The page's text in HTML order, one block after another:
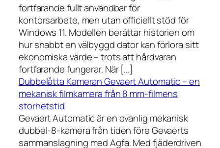
fortfarande fullt användbar för
kontorsarbete, men utan officiellt stöd för
Windows 11. Modellen berättar historien om
hur snabbt en välbyggd dator kan förlora sitt
ekonomiska värde – trots att hårdvaran
fortfarande fungerar. När […]
Dubbelåtta Kameran Gevaert Automatic – en
mekanisk filmkamera från 8 mm-filmens
storhetstid
Gevaert Automatic är en ovanlig mekanisk
dubbel-8-kamera från tiden före Gevaerts
sammanslagning med Agfa. Med fjäderdriven